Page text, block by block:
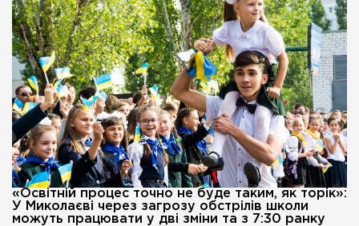
«Освітній процес точно не буде таким, як торік»:
У Миколаєві через загрозу обстрілів школи
можуть працювати у дві зміни та з 7:30 ранку